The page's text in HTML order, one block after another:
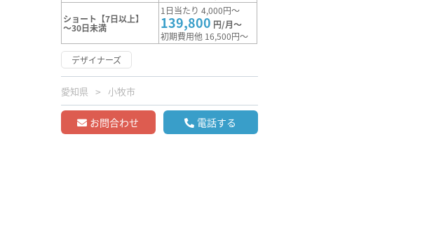
ショート【7日以上】
～30日未満
1日当たり 4,000円～
139,800 円/月～
初期費用他 16,500円～
デザイナーズ
愛知県 小牧市
お問合わせ 電話する